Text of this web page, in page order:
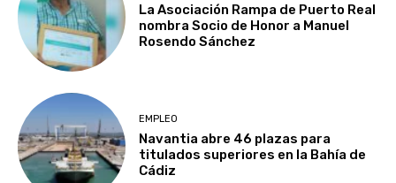
La Asociación Rampa de Puerto Real
nombra Socio de Honor a Manuel
Rosendo Sánchez
EMPLEO
Navantia abre 46 plazas para
titulados superiores en la Bahía de
Cádiz